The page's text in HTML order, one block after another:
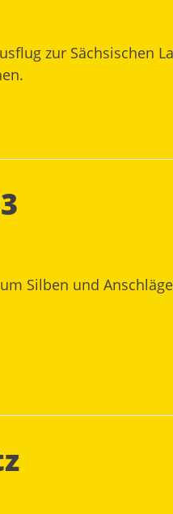
zur Sächsischen
um Silben und